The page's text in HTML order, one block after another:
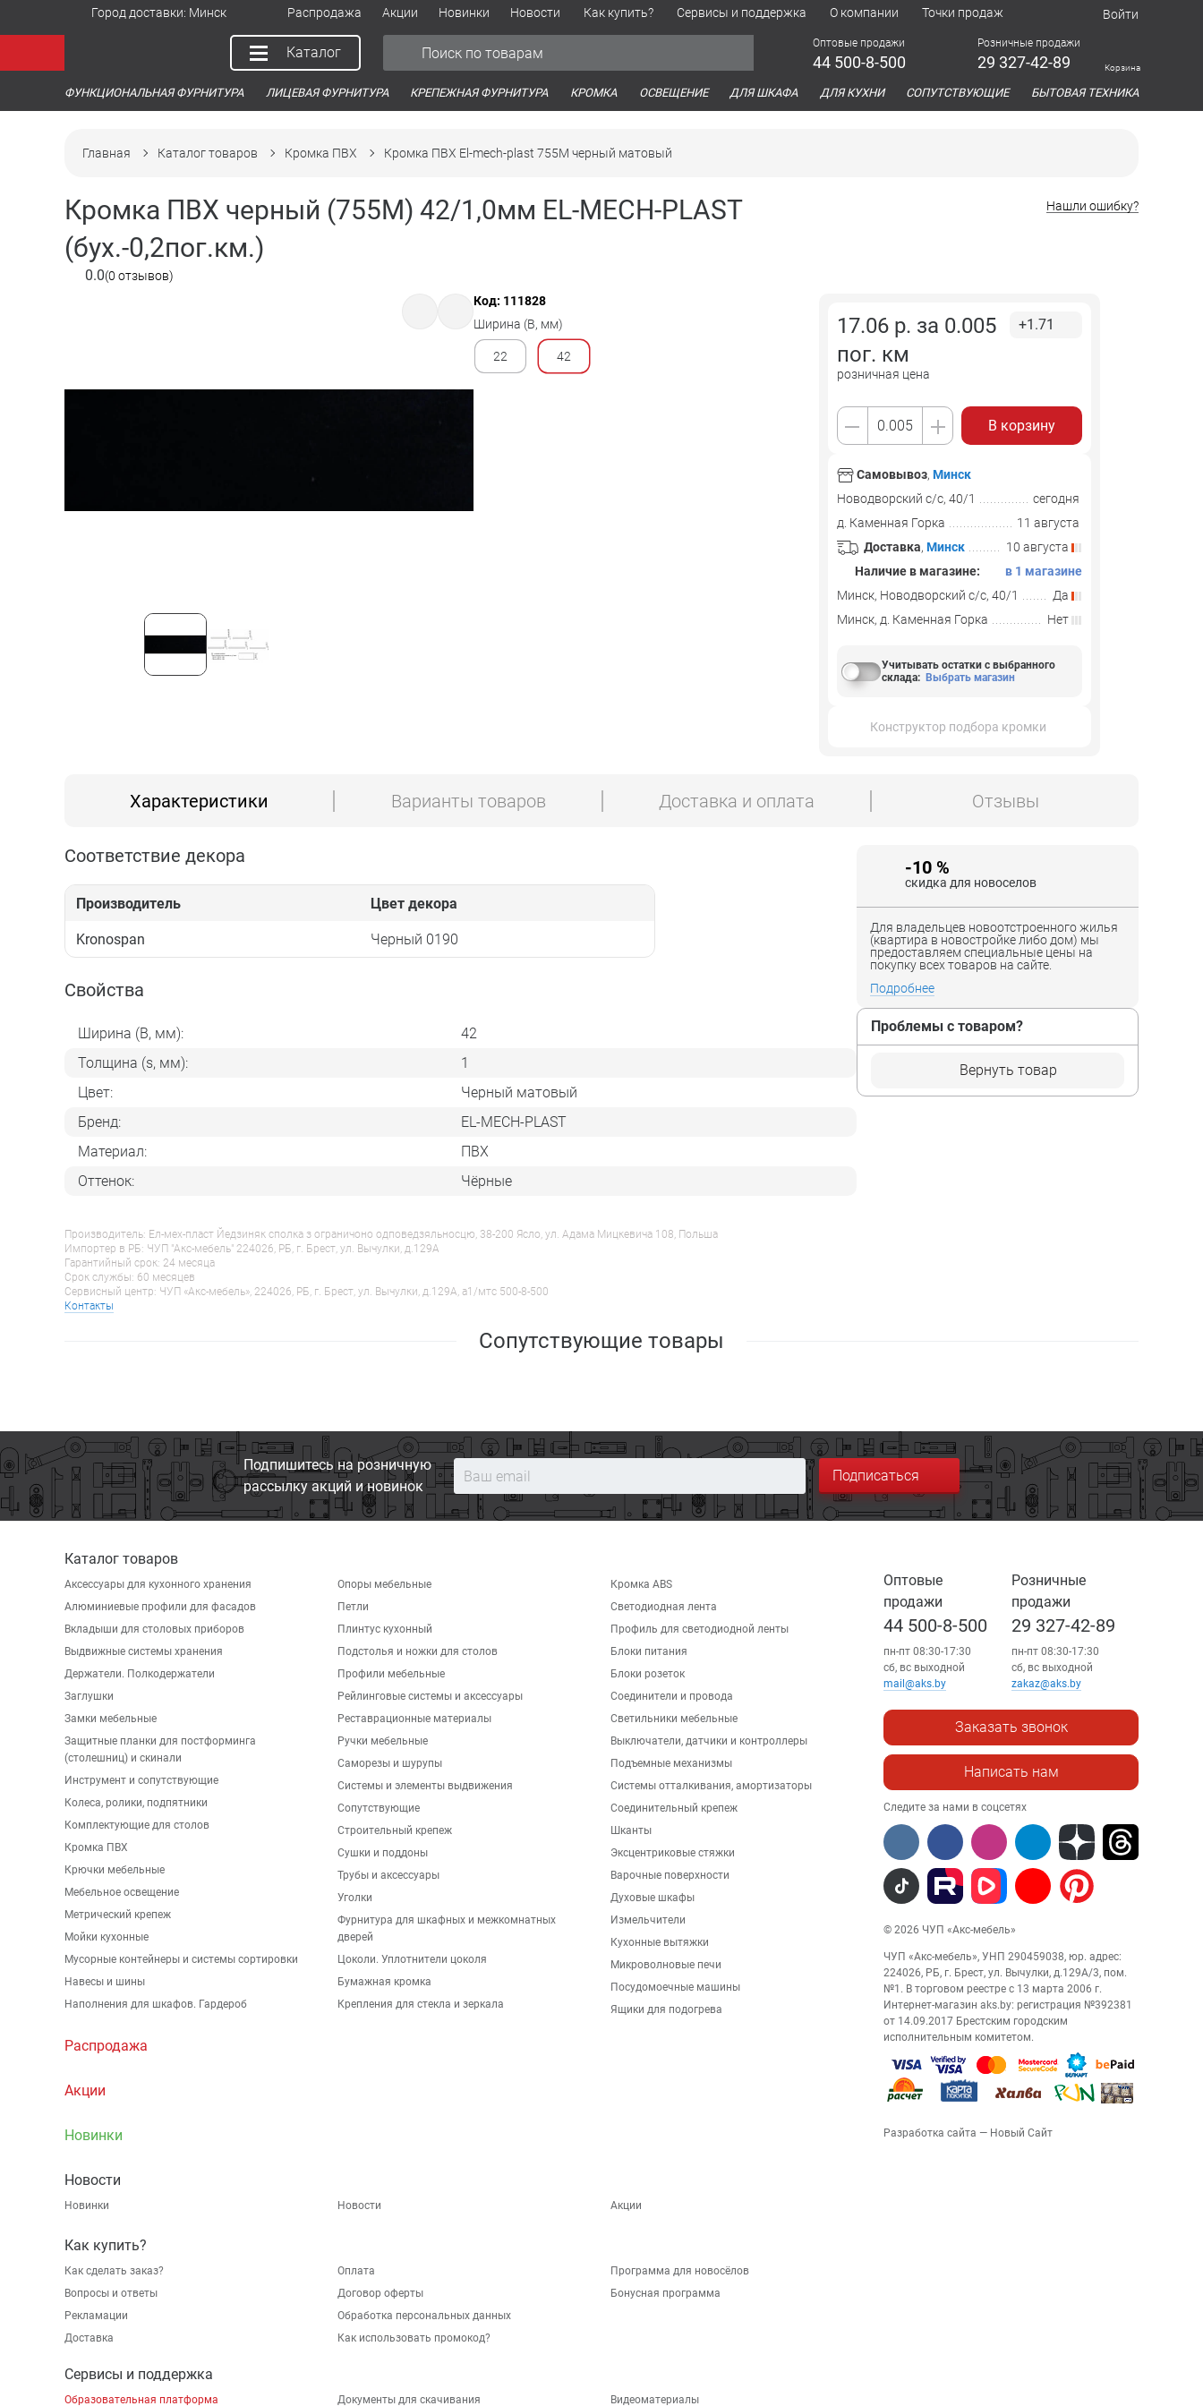
Город доставки: Минск Распродажа Акции Новинки Новости Как купить? Сервисы и поддержка О компании Точки продаж Войти
Каталог
Оптовые продажи
44 500-8-500
Розничные продажи
29 327-42-89 Корзина
ФУНКЦИОНАЛЬНАЯ ФУРНИТУРА ЛИЦЕВАЯ ФУРНИТУРА КРЕПЕЖНАЯ ФУРНИТУРА КРОМКА ОСВЕЩЕНИЕ ДЛЯ ШКАФА ДЛЯ КУХНИ СОПУТСТВУЮЩИЕ БЫТОВАЯ ТЕХНИКА
Главная Каталог товаров Кромка ПВХ Кромка ПВХ El-mech-plast 755M черный матовый
Кромка ПВХ черный (755M) 42/1,0мм EL-MECH-PLAST
(бух.-0,2пог.км.)
0.0(0 отзывов)
Нашли ошибку?
Код: 111828
Ширина (B, мм)
22 42
17.06 р. за 0.005
пог. км
розничная цена
+1.71
В корзину
Самовывоз, Минск
Новодворский с/с, 40/1
сегодня
д. Каменная Горка
11 августа
Доставка, Минск
10 августа
Наличие в магазине:
в 1 магазине
Минск, Новодворский с/с, 40/1
Да
Минск, д. Каменная Горка
Нет
Учитывать остатки с выбранного
склада: Выбрать магазин
Конструктор подбора кромки
Характеристики Варианты товаров Доставка и оплата Отзывы
Соответствие декора
Производитель Цвет декора
Kronospan Черный 0190
Свойства
Ширина (B, мм):
42
Толщина (s, мм):
1
Цвет:
Черный матовый
Бренд:
EL-MECH-PLAST
Материал:
ПВХ
Оттенок:
Чёрные
Производитель: Ел-мех-пласт Йедзиняк сполка з ограничоно одповедзяльносцю, 38-200 Ясло, ул. Адама Мицкевича 108, Польша
Импортер в РБ: ЧУП "Акс-мебель" 224026, РБ, г. Брест, ул. Вычулки, д.129А
Гарантийный срок: 24 месяца
Срок службы: 60 месяцев
Сервисный центр: ЧУП «Акс-мебель», 224026, РБ, г. Брест, ул. Вычулки, д.129А, a1/мтс 500-8-500
Контакты
-10 %
скидка для новоселов
Для владельцев новоотстроенного жилья
(квартира в новостройке либо дом) мы
предоставляем специальные цены на
покупку всех товаров на сайте.
Подробнее
Проблемы с товаром?
Вернуть товар
Сопутствующие товары
Подпишитесь на розничную
рассылку акций и новинок
Подписаться
Каталог товаров
Аксессуары для кухонного хранения
Алюминиевые профили для фасадов
Вкладыши для столовых приборов
Выдвижные системы хранения
Держатели. Полкодержатели
Заглушки
Замки мебельные
Защитные планки для постформинга
(столешниц) и скинали
Инструмент и сопутствующие
Колеса, ролики, подпятники
Комплектующие для столов
Кромка ПВХ
Крючки мебельные
Мебельное освещение
Метрический крепеж
Мойки кухонные
Мусорные контейнеры и системы сортировки
Навесы и шины
Наполнения для шкафов. Гардероб
Опоры мебельные
Петли
Плинтус кухонный
Подстолья и ножки для столов
Профили мебельные
Рейлинговые системы и аксессуары
Реставрационные материалы
Ручки мебельные
Саморезы и шурупы
Системы и элементы выдвижения
Сопутствующие
Строительный крепеж
Сушки и поддоны
Трубы и аксессуары
Уголки
Фурнитура для шкафных и межкомнатных
дверей
Цоколи. Уплотнители цоколя
Бумажная кромка
Крепления для стекла и зеркала
Кромка ABS
Светодиодная лента
Профиль для светодиодной ленты
Блоки питания
Блоки розеток
Соединители и провода
Светильники мебельные
Выключатели, датчики и контроллеры
Подъемные механизмы
Системы отталкивания, амортизаторы
Соединительный крепеж
Шканты
Эксцентриковые стяжки
Варочные поверхности
Духовые шкафы
Измельчители
Кухонные вытяжки
Микроволновые печи
Посудомоечные машины
Ящики для подогрева
Распродажа
Акции
Новинки
Новости
Новинки Новости Акции
Как купить?
Как сделать заказ?
Вопросы и ответы
Рекламации
Доставка
Оплата
Договор оферты
Обработка персональных данных
Как использовать промокод?
Программа для новосёлов
Бонусная программа
Сервисы и поддержка
Образовательная платформа Документы для скачивания Видеоматериалы
Оптовые
продажи
44 500-8-500
пн-пт 08:30-17:30
сб, вс выходной
mail@aks.by
Розничные
продажи
29 327-42-89
пн-пт 08:30-17:30
сб, вс выходной
zakaz@aks.by
Заказать звонок
Написать нам
Следите за нами в соцсетях
© 2026 ЧУП «Акс-мебель»
ЧУП «Акс-мебель», УНП 290459038, юр. адрес:
224026, РБ, г. Брест, ул. Вычулки, д.129А/3, пом.
№1. В торговом реестре с 13 марта 2006 г.
Интернет-магазин aks.by: регистрация №392381
от 14.09.2017 Брестским городским
исполнительным комитетом.
Разработка сайта — Новый Сайт